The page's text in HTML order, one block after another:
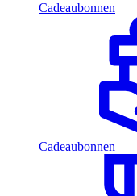
Cadeaubonnen
Cadeaubonnen